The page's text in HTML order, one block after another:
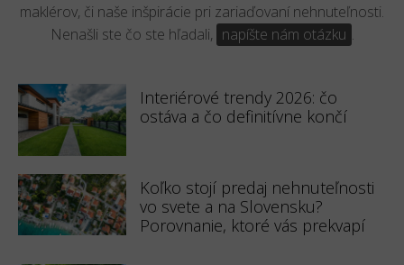
maklérov, či naše inšpirácie pri zariaďovaní nehnuteľnosti.
Nenašli ste čo ste hľadali, napíšte nám otázku .
Interiérové trendy 2026: čo
ostáva a čo definitívne končí
Koľko stojí predaj nehnuteľnosti
vo svete a na Slovensku?
Porovnanie, ktoré vás prekvapí